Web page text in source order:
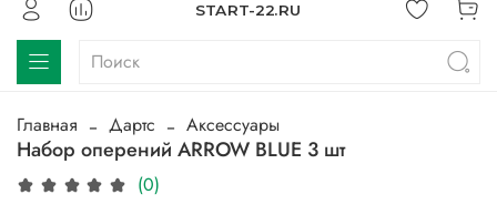
START-22.RU
Главная Дартс Аксессуары
Набор оперений ARROW BLUE 3 шт
(0)